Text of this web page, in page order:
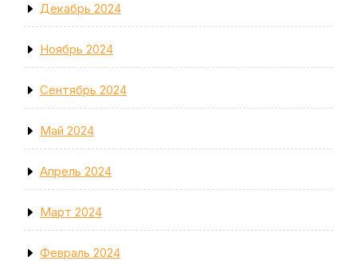
Декабрь 2024
Ноябрь 2024
Сентябрь 2024
Май 2024
Апрель 2024
Март 2024
Февраль 2024